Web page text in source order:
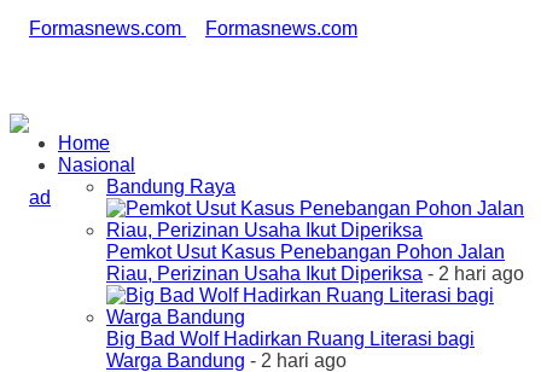
Home
Nasional
Bandung Raya
Pemkot Usut Kasus Penebangan Pohon Jalan
Riau, Perizinan Usaha Ikut Diperiksa - 2 hari ago
Big Bad Wolf Hadirkan Ruang Literasi bagi
Warga Bandung - 2 hari ago